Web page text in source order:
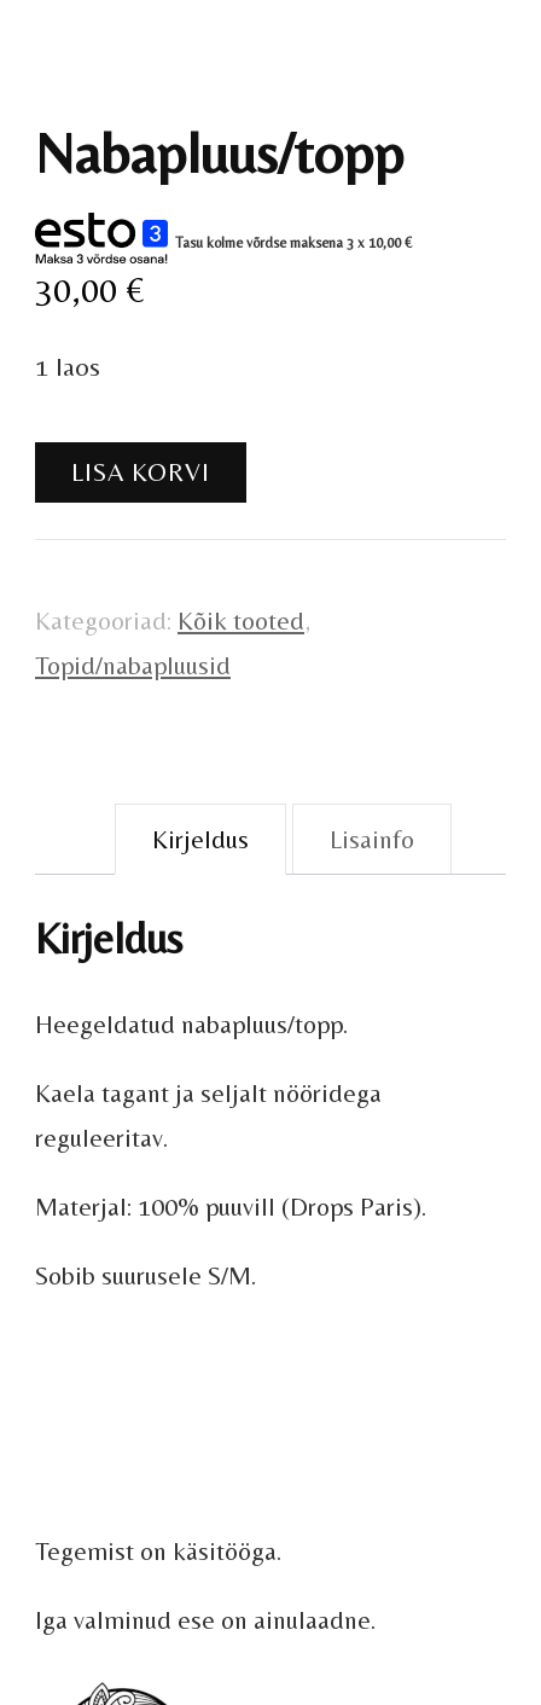
Nabapluus/topp
Tasu kolme võrdse maksena 3 x 10,00€
30,00 €
1 laos
Nabapluus/topp
kogus
LISA KORVI
Kategooriad: Kõik tooted,
Topid/nabapluusid
Kirjeldus Lisainfo
Kirjeldus
Heegeldatud nabapluus/topp.
Kaela tagant ja seljalt nööridega
reguleeritav.
Materjal: 100% puuvill (Drops Paris).
Sobib suurusele S/M.
Tegemist on käsitööga.
Iga valminud ese on ainulaadne.